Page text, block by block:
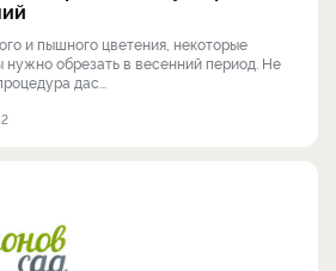
и пышного цветения, некоторые
нужно обрезать в весенний период. Не
дас...